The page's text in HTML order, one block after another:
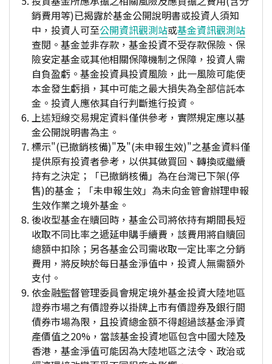
銷費用等)已揭露於基金公開說明書或投資人須知
中，投資人可至公開資訊觀測站或基金資訊觀測站
查閱。基金並非存款，基金投資不受存款保險、保
險安定基金或其他相關保障機制之保障，投資人需
自負盈虧。基金投資具投資風險，此一風險可能使
本金發生虧損，其中可能之最大損失為全部信託本
金。投資人應依其自行判斷進行投資。
上述短線交易規定資料僅供參考，實際規定應以基
金公開說明書為主。
標示"(已撤銷核備)"及"(未申報生效)"之基金資料僅
提供原有投資者參考，以供其做買回、轉換或繼續
持有之決定；「已撤銷核備」為在台灣已下架(停
售)的基金；「未申報生效」為未向金管會辦理申報
生效作業之境外基金。
後收型基金在贖回時，基金公司將依持有期間長短
收取不同比率之遞延申購手續費，該費用將自贖回
總額中扣除；另各基金公司需收取一定比率之分銷
費用，將反映於每日基金淨值中，投資人無需額外
支付。
依金融監督管理委員會規定境外基金投資大陸地區
證券市場之有價證券以掛牌上市有價證券及銀行間
債券市場為限，且投資總金額不得超過該基金淨資
產價值之20%，當該基金投資地區包含中國大陸及
香港，基金淨值可能因為大陸地區之法令、政治或